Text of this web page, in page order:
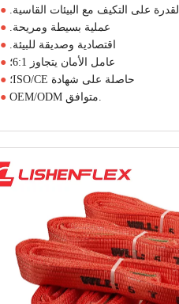
● القدرة على التكيف مع البيئات القاسية.
● عملية بسيطة ومريحة.
● اقتصادية وصديقة للبيئة.
●
عامل الأمان يتجاوز 6:1؛
●
حاصلة على شهادة ISO/CE؛
●
OEM/ODM متوافق.